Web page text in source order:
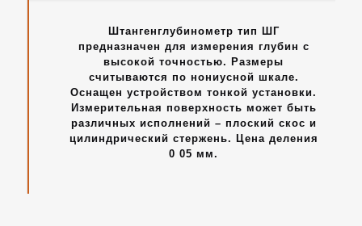
Штангенглубинометр тип ШГ
предназначен для измерения глубин с
высокой точностью. Размеры
считываются по нониусной шкале.
Оснащен устройством тонкой установки.
Измерительная поверхность может быть
различных исполнений – плоский скос и
цилиндрический стержень. Цена деления
0 05 мм.